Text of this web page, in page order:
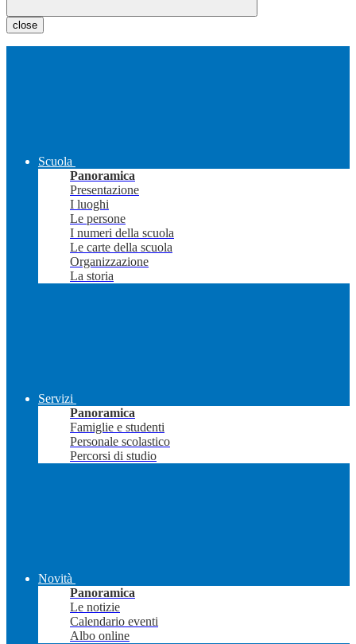
close
Scuola
Panoramica
Presentazione
I luoghi
Le persone
I numeri della scuola
Le carte della scuola
Organizzazione
La storia
Servizi
Panoramica
Famiglie e studenti
Personale scolastico
Percorsi di studio
Novità
Panoramica
Le notizie
Calendario eventi
Albo online